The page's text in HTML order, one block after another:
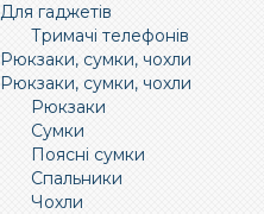
Для гаджетів
Тримачі телефонів
Рюкзаки, сумки, чохли
Рюкзаки, сумки, чохли
Рюкзаки
Сумки
Поясні сумки
Спальники
Чохли